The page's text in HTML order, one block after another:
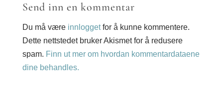
Send inn en kommentar
Du må være innloggetfor å kunne kommentere.
Dette nettstedet bruker Akismet for å redusere
spam. Finn ut mer om hvordan kommentardataene
dine behandles.